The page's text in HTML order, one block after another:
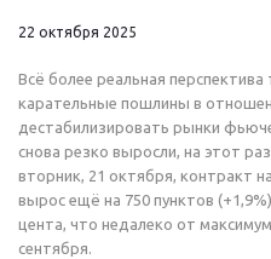
22 октября 2025
Всё более реальная
карательные пошлины в
дестабилизировать рынки
снова резко выросли, на этот
вторник, 21 октября, контракт
вырос ещё на 750 пунктов
цента, что недалеко от
сентября.